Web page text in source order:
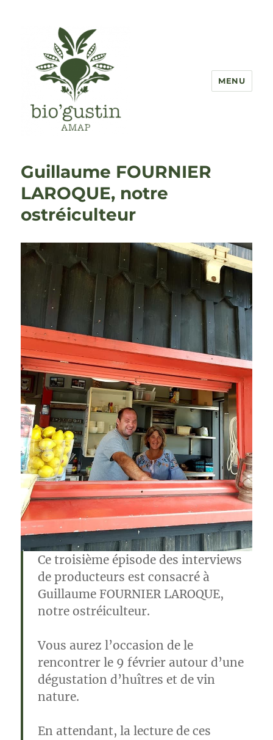
MENU
Guillaume FOURNIER
LAROQUE, notre
ostréiculteur
Ce troisième épisode des interviews
de producteurs est consacré à
Guillaume FOURNIER LAROQUE,
notre ostréiculteur.
Vous aurez l’occasion de le
rencontrer le 9 février autour d’une
dégustation d’huîtres et de vin
nature.
En attendant, la lecture de ces